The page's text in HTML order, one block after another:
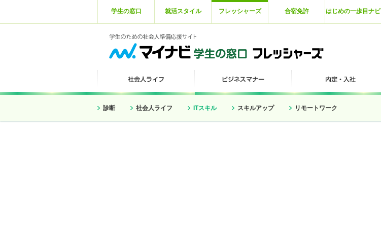
学生の窓口 就活スタイル フレッシャーズ 合宿免許 はじめの一歩目ナビ
診断 社会人ライフ ITスキル スキルアップ リモートワーク